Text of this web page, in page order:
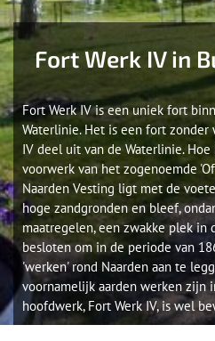
Fort Werk IV in
Fort Werk IV is een uniek fort
Waterlinie. Het is een fort zonder
IV deel uit van de Waterlinie.
voorwerk van het zogenoemde
Naarden Vesting ligt met de
hoge zandgronden en bleef,
maatregelen, een zwakke plek in
besloten om in de periode van
'werken' rond Naarden aan te
voornamelijk aarden werken zijn
hoofdwerk, Fort Werk IV, is wel